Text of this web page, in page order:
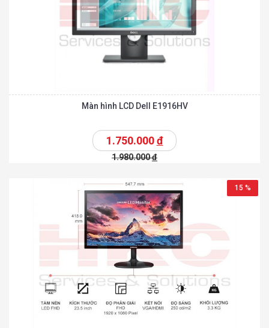
Màn hình LCD Dell E1916HV
1.750.000đ
1.980.000đ
15 %